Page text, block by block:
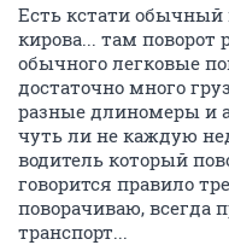
Есть кстати обычный
кирова... там поворот
обычного легковые
достаточно много
разные длиномеры и
чуть ли не каждую
водитель который
говорится правило
поворачиваю, всегда
транспорт...